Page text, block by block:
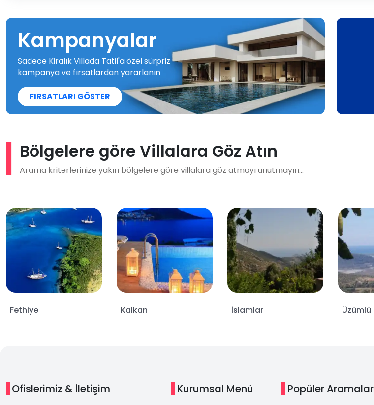
Kampanyalar
Sadece Kiralık Villada Tatil'a özel sürpriz
kampanya ve fırsatlardan yararlanın
FIRSATLARI GÖSTER
Bölgelere göre Villalara Göz Atın
Arama kriterlerinize yakın bölgelere göre villalara göz atmayı unutmayın...
Fethiye Kalkan İslamlar Üzümlü
Ofislerimiz & İletişim Kurumsal Menü Popüler Aramalar